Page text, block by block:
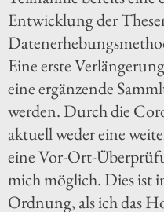
Entwicklung der
Eine erste
eine ergänzende
werden. Durch die
aktuell weder eine
eine Vor-Ort-
mich möglich. Dies ist
Ordnung, als ich das